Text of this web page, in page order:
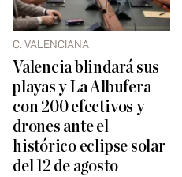
C. VALENCIANA
Valencia blindará sus
playas y La Albufera
con 200 efectivos y
drones ante el
histórico eclipse solar
del 12 de agosto